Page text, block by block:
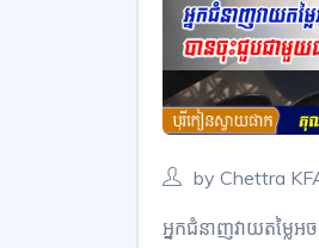
by Chettra
អ្នកជំនាញវាយតម្លៃអ